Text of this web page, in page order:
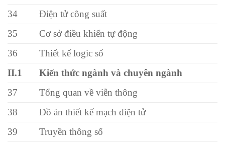
34
Điện tử công suất
35
Cơ sở điều khiển tự động
36
Thiết kế logic số
II.1
Kiến thức ngành và chuyên ngành
37
Tổng quan về viễn thông
38
Đồ án thiết kế mạch điện tử
39
Truyền thông số